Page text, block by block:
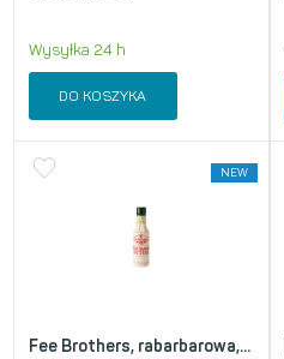
Wysyłka 24 h
DO KOSZYKA
NEW
Fee Brothers, rabarbarowa,...